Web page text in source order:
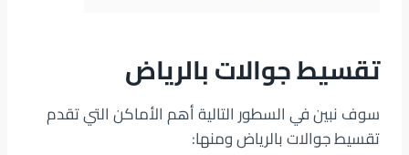
تقسيط جوالات بالرياض
سوف نبين في السطور التالية أهم الأماكن التي تقدم
تقسيط جوالات بالرياض ومنها: